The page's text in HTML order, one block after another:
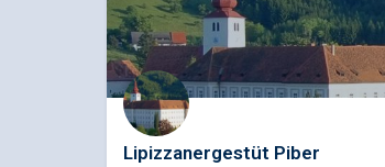
Lipizzanergestüt Piber